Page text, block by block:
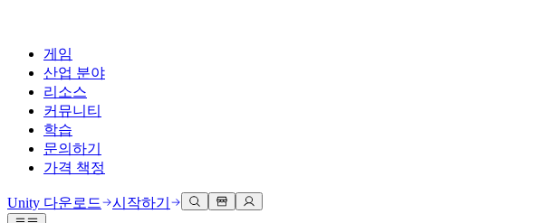
게임
산업 분야
리소스
커뮤니티
학습
문의하기
가격 책정
Unity 다운로드 시작하기